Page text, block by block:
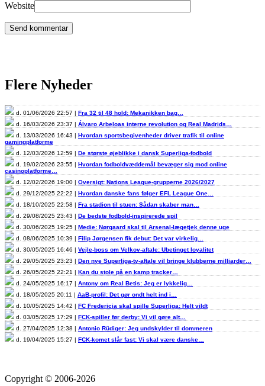
Website
Flere Nyheder
d. 01/06/2026 22:57 | Fra 32 til 48 hold: Mekanikken bag…
d. 16/03/2026 23:37 | Álvaro Arbeloas interne revolution og Real Madrids…
d. 13/03/2026 16:43 | Hvordan sportsbegivenheder driver trafik til online
gamingplatforme
d. 12/03/2026 12:59 | De største øjeblikke i dansk Superliga-fodbold
d. 19/02/2026 23:55 | Hvordan fodboldvæddemål bevæger sig mod online
casinoplatforme…
d. 12/02/2026 19:00 | Oversigt: Nations League-grupperne 2026/2027
d. 29/12/2025 22:22 | Hvordan danske fans følger EFL League One…
d. 18/10/2025 22:58 | Fra stadion til stuen: Sådan skaber man…
d. 29/08/2025 23:43 | De bedste fodbold-inspirerede spil
d. 30/06/2025 19:25 | Medie: Nørgaard skal til Arsenal-lægetjek denne uge
d. 08/06/2025 10:39 | Filip Jørgensen fik debut: Det var virkelig…
d. 30/05/2025 16:46 | Vejle-boss om Velkov-aftale: Ubetinget loyalitet
d. 29/05/2025 23:23 | Den nye Superliga-tv-aftale vil bringe klubberne milliarder…
d. 26/05/2025 22:21 | Kan du stole på en kamp tracker…
d. 24/05/2025 16:17 | Antony om Real Betis: Jeg er lykkelig…
d. 18/05/2025 20:11 | AaB-profil: Det gør ondt helt ind i…
d. 10/05/2025 14:42 | FC Fredericia skal spille Superliga: Helt vildt
d. 03/05/2025 17:29 | FCK-spiller før derby: Vi vil gøre alt…
d. 27/04/2025 12:38 | Antonio Rüdiger: Jeg undskylder til dommeren
d. 19/04/2025 15:27 | FCK-komet slår fast: Vi skal være danske…
Copyright © 2006-2026